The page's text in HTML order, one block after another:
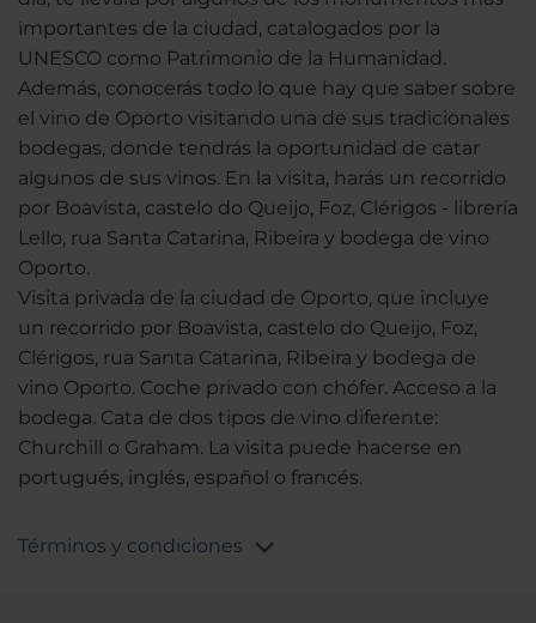
importantes de la ciudad, catalogados por la
UNESCO como Patrimonio de la Humanidad.
Además, conocerás todo lo que hay que saber sobre
el vino de Oporto visitando una de sus tradicionales
bodegas, donde tendrás la oportunidad de catar
algunos de sus vinos. En la visita, harás un recorrido
por Boavista, castelo do Queijo, Foz, Clérigos - librería
Lello, rua Santa Catarina, Ribeira y bodega de vino
Oporto.
Visita privada de la ciudad de Oporto, que incluye
un recorrido por Boavista, castelo do Queijo, Foz,
Clérigos, rua Santa Catarina, Ribeira y bodega de
vino Oporto. Coche privado con chófer. Acceso a la
bodega. Cata de dos tipos de vino diferente:
Churchill o Graham. La visita puede hacerse en
portugués, inglés, español o francés.
Términos y condiciones